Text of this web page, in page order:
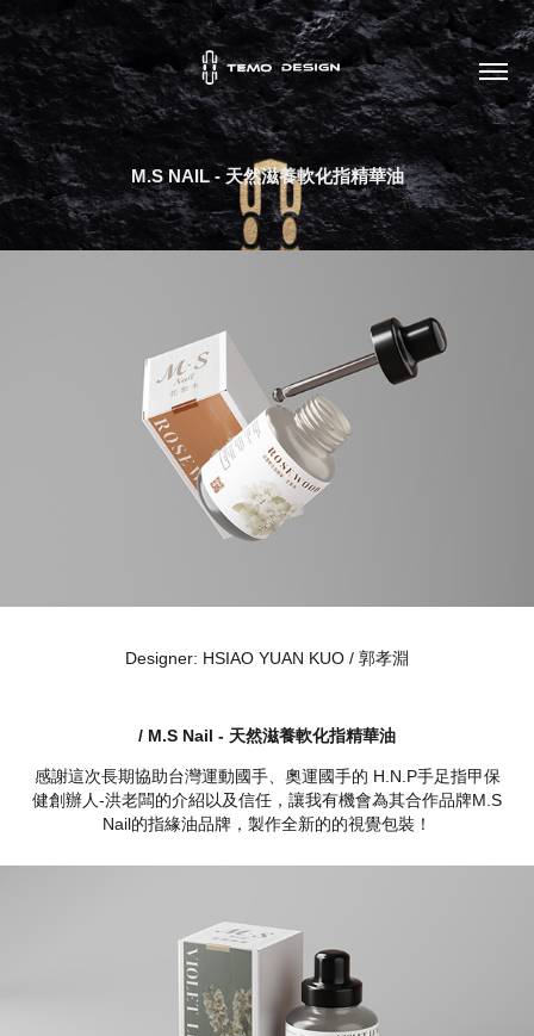
M.S NAIL - 天然滋養軟化指精華油
Designer: HSIAO YUAN KUO / 郭孝淵
/ M.S Nail - 天然滋養軟化指精華油
感謝這次長期協助台灣運動國手、奧運國手的 H.N.P手足指甲保
健創辦人-洪老闆的介紹以及信任，讓我有機會為其合作品牌M.S
Nail的指緣油品牌，製作全新的的視覺包裝！